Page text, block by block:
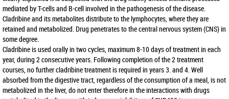
mediated by T-cells and B-cell involved in the pathogenesis of the disease.
Cladribine and its metabolites distribute to the lymphocytes, where they are
retained and metabolized. Drug penetrates to the central nervous system (CNS) in
some degree.
Cladribine is used orally in two cycles, maximum 8-10 days of treatment in each
year, during 2 consecutive years. Following completion of the 2 treatment
courses, no further cladribine treatment is required in years 3. and 4. Well
absorbed from the digestive tract, regardless of the consumption of a meal, is not
metabolized in the liver, do not enter therefore in the interactions with drugs